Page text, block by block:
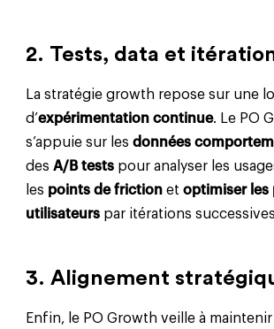
2. Tests, data et
La stratégie growth repose sur une
d’expérimentation continue. Le PO
s’appuie sur lesdonnées
desA/B tests pour analyser les
les points de friction etoptimiser les
utilisateurs par itérations
3. Alignement
Enfin, le PO Growth veille à